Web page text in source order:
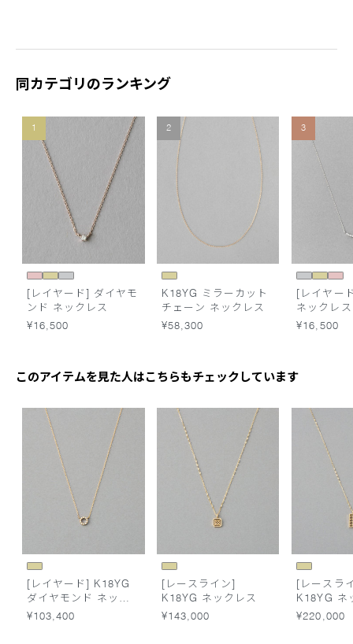
同カテゴリのランキング
1
[レイヤード] ダイヤモ
ンド ネックレス
¥16,500
2
K18YG ミラーカット
チェーン ネックレス
¥58,300
3
[レイヤー
ネックレス
¥16,500
このアイテムを見た人はこちらもチェックしています
[レイヤード] K18YG
ダイヤモンド ネック
レス
¥103,400
[レースライン]
K18YG ネックレス
¥143,000
[レースラ
K18YG ネ
¥220,000